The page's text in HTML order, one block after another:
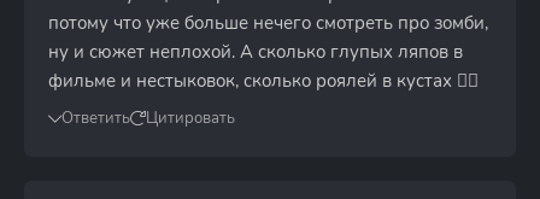
потому что уже больше нечего смотреть про зомби,
ну и сюжет неплохой. А сколько глупых ляпов в
фильме и нестыковок, сколько роялей в кустах 🤦‍♀️
Ответить Цитировать